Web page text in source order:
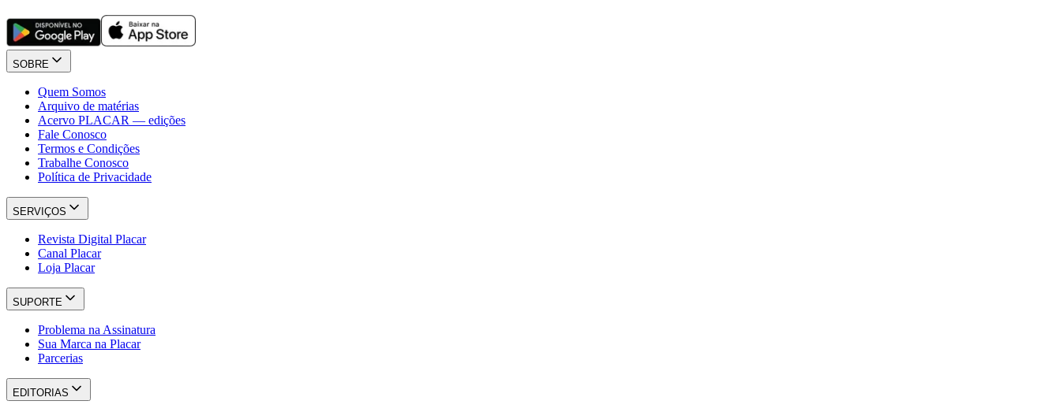
SOBRE
Quem Somos
Arquivo de matérias
Acervo PLACAR — edições
Fale Conosco
Termos e Condições
Trabalhe Conosco
Política de Privacidade
SERVIÇOS
Revista Digital Placar
Canal Placar
Loja Placar
SUPORTE
Problema na Assinatura
Sua Marca na Placar
Parcerias
EDITORIAS